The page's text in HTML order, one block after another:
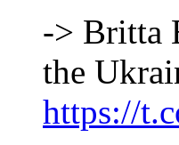
-> Britta
the
https://